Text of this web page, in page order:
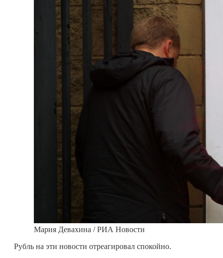
Мария Девахина / РИА Новости
Рубль на эти новости отреагировал спокойно.